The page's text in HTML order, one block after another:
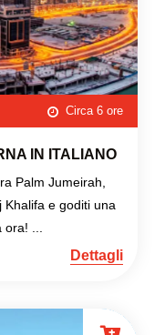
Circa 6 ore
IN ITALIANO
Palm Jumeirah,
Khalifa e goditi una
ora! ...
Dettagli